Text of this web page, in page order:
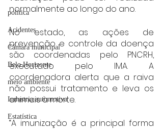
politica
Acidentes
Câmara municipal
Belo Horizonte
meio ambiente
Industria automotiva
Estatística
normalmente ao longo do ano.
No estado, as ações de
prevenção e controle da doença
são coordenadas pelo PNCRH,
executado pelo IMA. A
coordenadora alerta que a raiva
não possui tratamento e leva os
animais à morte.
“A imunização é a principal forma